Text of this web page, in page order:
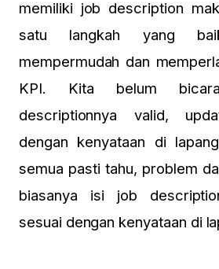
memiliki job description
satu langkah yang
mempermudah dan
KPI. Kita belum
descriptionnya valid,
dengan kenyataan di
semua pasti tahu, problem
biasanya isi job
sesuai dengan kenyataan di